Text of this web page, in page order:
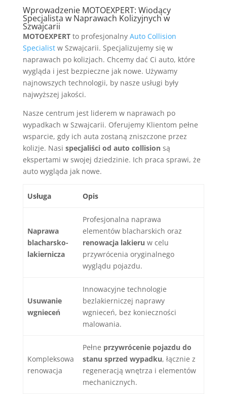
Wprowadzenie MOTOEXPERT: Wiodący
Specjalista w Naprawach Kolizyjnych w
Szwajcarii
MOTOEXPERTto profesjonalny Auto Collision
Specialistw Szwajcarii. Specjalizujemy się w
naprawach po kolizjach. Chcemy dać Ci auto, które
wygląda i jest bezpieczne jak nowe. Używamy
najnowszych technologii, by nasze usługi były
najwyższej jakości.
Nasze centrum jest liderem w naprawach po
wypadkach w Szwajcarii. Oferujemy Klientom pełne
wsparcie, gdy ich auta zostaną zniszczone przez
kolizje. Nasi specjaliści od auto collisionsą
ekspertami w swojej dziedzinie. Ich praca sprawi, że
auto wygląda jak nowe.
Usługa Opis
Naprawa
blacharsko-
lakiernicza
Profesjonalna naprawa
elementów blacharskich oraz
renowacja lakieru w celu
przywrócenia oryginalnego
wyglądu pojazdu.
Usuwanie
wgnieceń
Innowacyjne technologie
bezlakierniczej naprawy
wgnieceń, bez konieczności
malowania.
Kompleksowa
renowacja
Pełne przywrócenie pojazdu do
stanu sprzed wypadku, łącznie z
regeneracją wnętrza i elementów
mechanicznych.